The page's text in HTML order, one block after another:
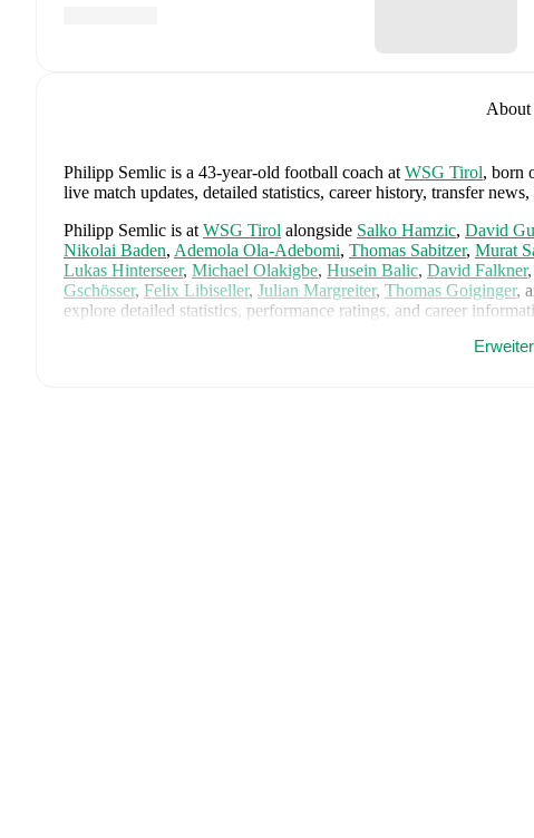
About
Philipp Semlic is a 43-year-old football coach at WSG Tirol, born
live match updates, detailed statistics, career history, transfer
Philipp Semlic is at WSG Tirol alongside Salko Hamzic, David
Nikolai Baden, Ademola Ola-Adebomi, Thomas Sabitzer, Murat
Lukas Hinterseer, Michael Olakigbe, Husein Balic, David Falkner,
Gschösser, Felix Libiseller, Julian Margreiter, Thomas Goiginger,
explore detailed statistics, performance ratings, and career
SKN St.